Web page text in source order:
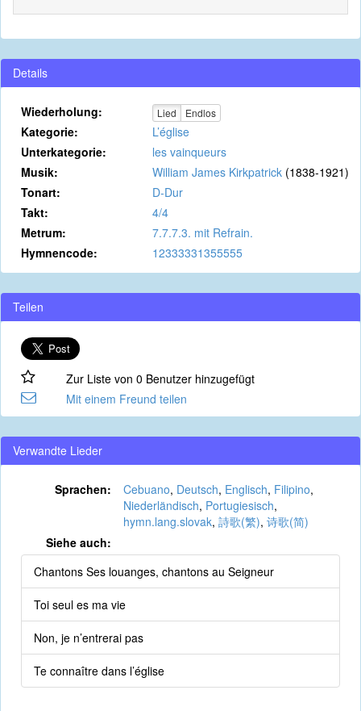
Details
Wiederholung: Lied Endlos
Kategorie:
L’église
Unterkategorie:
les vainqueurs
Musik:
William James Kirkpatrick (1838-1921)
Tonart:
D-Dur
Takt:
4/4
Metrum:
7.7.7.3. mit Refrain.
Hymnencode:
12333331355555
Teilen
Zur Liste von 0 Benutzer hinzugefügt
Mit einem Freund teilen
Verwandte Lieder
Sprachen: Cebuano, Deutsch, Englisch, Filipino,
Niederländisch, Portugiesisch,
hymn.lang.slovak, 詩歌(繁), 诗歌(简)
Siehe auch:
Chantons Ses louanges, chantons au Seigneur
Toi seul es ma vie
Non, je n’entrerai pas
Te connaître dans l’église